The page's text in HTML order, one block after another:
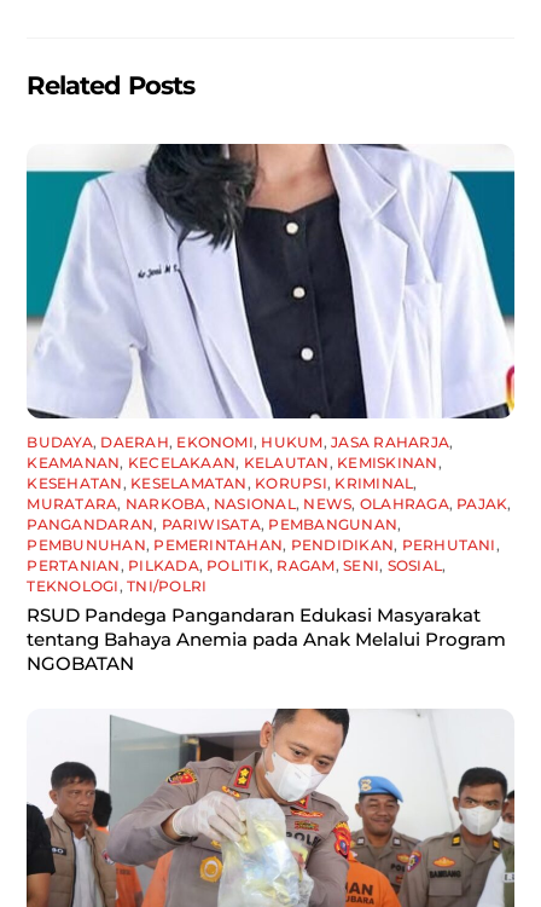
Related Posts
BUDAYA, DAERAH, EKONOMI, HUKUM,JASA RAHARJA,
KEAMANAN, KECELAKAAN, KELAUTAN, KEMISKINAN,
KESEHATAN, KESELAMATAN, KORUPSI, KRIMINAL,
MURATARA, NARKOBA, NASIONAL, NEWS, OLAHRAGA, PAJAK,
PANGANDARAN, PARIWISATA, PEMBANGUNAN,
PEMBUNUHAN, PEMERINTAHAN, PENDIDIKAN, PERHUTANI,
PERTANIAN, PILKADA, POLITIK, RAGAM,SENI, SOSIAL,
TEKNOLOGI,TNI/POLRI
RSUD Pandega Pangandaran Edukasi Masyarakat
tentang Bahaya Anemia pada Anak Melalui Program
NGOBATAN